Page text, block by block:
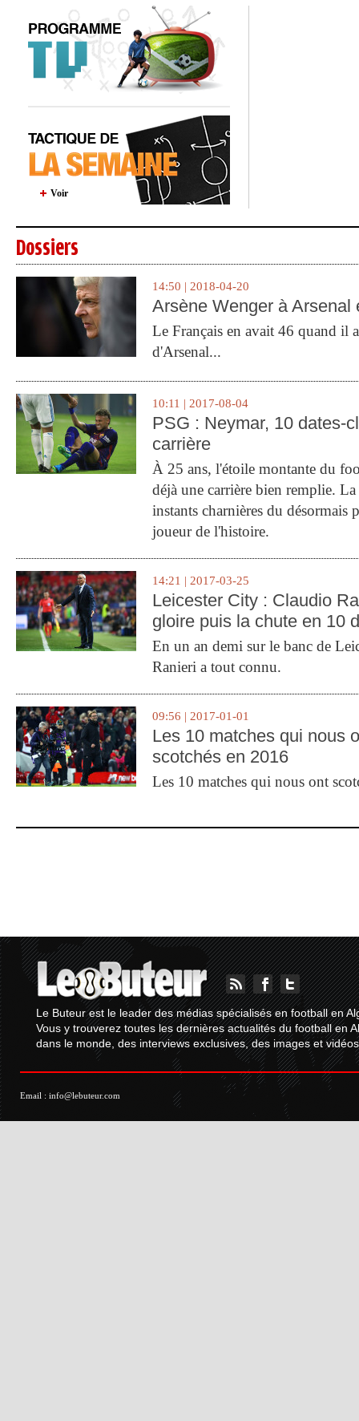
Voir
Dossiers
14:50 | 2018-04-20
Arsène Wenger à Arsenal
Le Français en avait 46 quand il
d'Arsenal...
10:11 | 2017-08-04
PSG : Neymar, 10 dates-
carrière
À 25 ans, l'étoile montante du
déjà une carrière bien remplie.
instants charnières du désormais
joueur de l'histoire.
14:21 | 2017-03-25
Leicester City : Claudio
gloire puis la chute en 10
En un an demi sur le banc de
Ranieri a tout connu.
09:56 | 2017-01-01
Les 10 matches qui nous
scotchés en 2016
Les 10 matches qui nous ont
Le Buteur est le leader des médias spécialisés en football en
Vous y trouverez toutes les dernières actualités du football en
dans le monde, des interviews exclusives, des images et
Email : info@lebuteur.com